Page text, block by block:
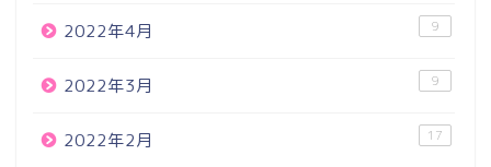
2022年4月 9
2022年3月 9
2022年2月 17